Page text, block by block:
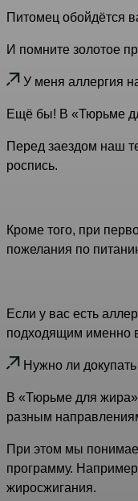
Питомец обойдётся
И помните золотое
У меня аллергия
Ещё бы! В «Тюрьме
Перед заездом наш
роспись.
Кроме того, при
пожелания по
Если у вас есть
подходящим именно
Нужно ли
В «Тюрьме для
разным
При этом мы
программу.
жиросжигания.